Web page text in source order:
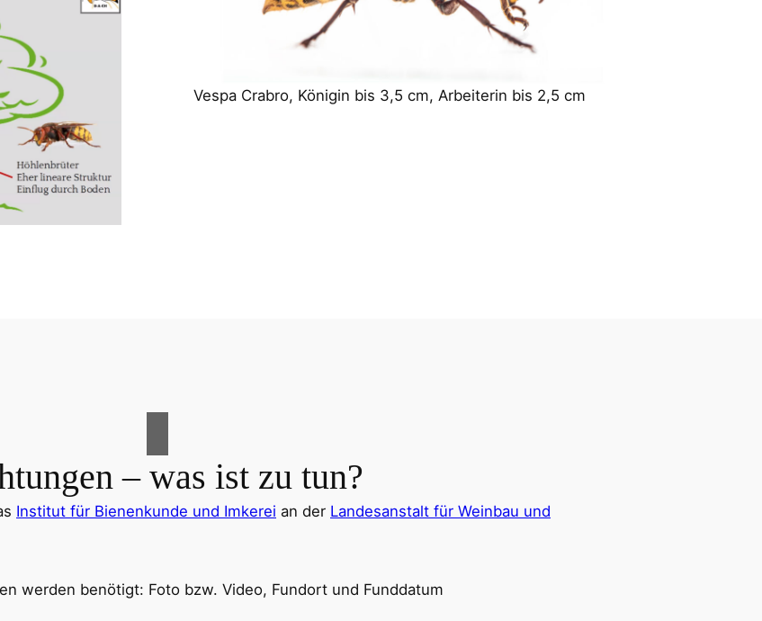
Vespa Crabro, Königin bis 3,5 cm, Arbeiterin bis 2,5 cm
– was ist zu tun?
Institut für Bienenkunde und Imkerei an der Landesanstalt für Weinbau und
werden benötigt: Foto bzw. Video, Fundort und Funddatum